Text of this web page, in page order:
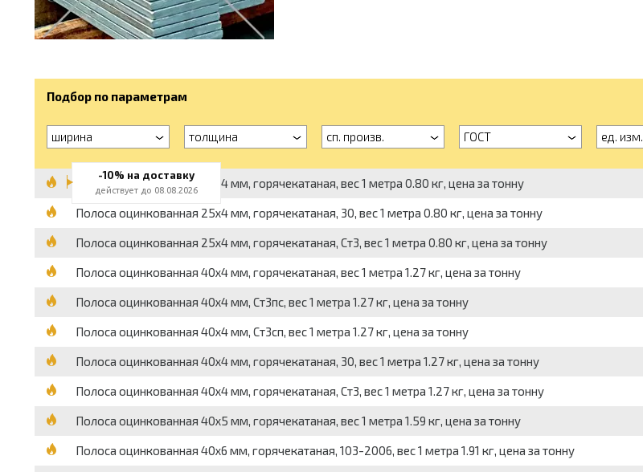
Подбор по параметрам
ширина толщина сп. произв. ГОСТ ед. изм.
Полоса оцинкованная 25x4 мм, горячекатаная, вес 1 метра 0.80 кг, цена за тонну
Полоса оцинкованная 25x4 мм, горячекатаная, 30, вес 1 метра 0.80 кг, цена за тонну
Полоса оцинкованная 25x4 мм, горячекатаная, Ст3, вес 1 метра 0.80 кг, цена за тонну
Полоса оцинкованная 40x4 мм, горячекатаная, вес 1 метра 1.27 кг, цена за тонну
Полоса оцинкованная 40x4 мм, Ст3пс, вес 1 метра 1.27 кг, цена за тонну
Полоса оцинкованная 40x4 мм, Ст3сп, вес 1 метра 1.27 кг, цена за тонну
Полоса оцинкованная 40x4 мм, горячекатаная, 30, вес 1 метра 1.27 кг, цена за тонну
Полоса оцинкованная 40x4 мм, горячекатаная, Ст3, вес 1 метра 1.27 кг, цена за тонну
Полоса оцинкованная 40x5 мм, горячекатаная, вес 1 метра 1.59 кг, цена за тонну
Полоса оцинкованная 40x6 мм, горячекатаная, 103-2006, вес 1 метра 1.91 кг, цена за тонну
-10% на доставку
действует до 08.08.2026